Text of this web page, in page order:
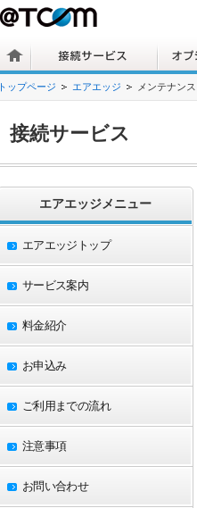
トップページ エアエッジ メンテナン
接続サービス
エアエッジメニュー
エアエッジトップ
サービス案内
料金紹介
お申込み
ご利用までの流れ
注意事項
お問い合わせ